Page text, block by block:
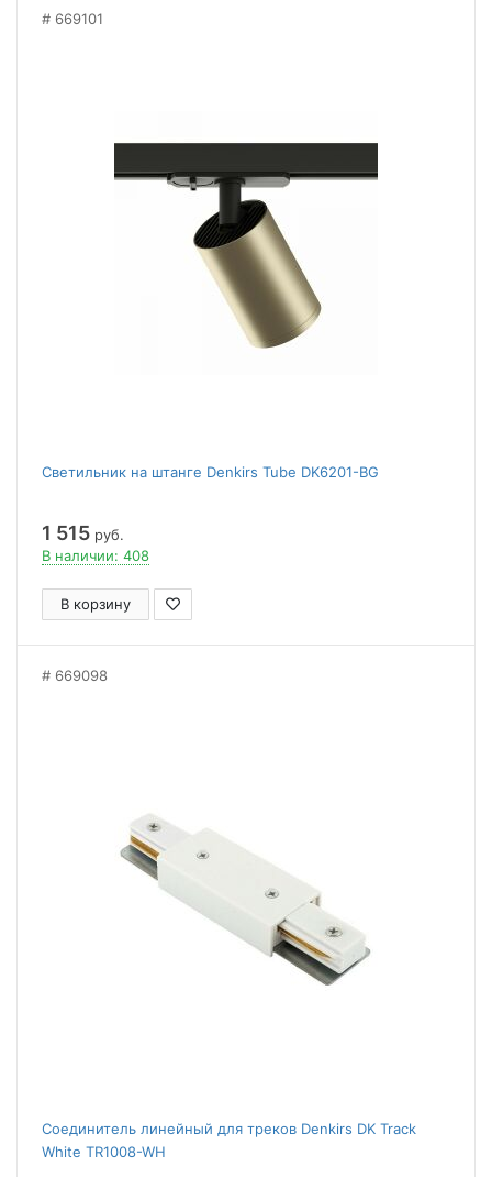
669101
Светильник на штанге Denkirs Tube DK6201-BG
1 515 руб.
В наличии: 408
В корзину
669098
Соединитель линейный для треков Denkirs DK Track
White TR1008-WH